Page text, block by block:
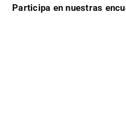
Participa en nuestras